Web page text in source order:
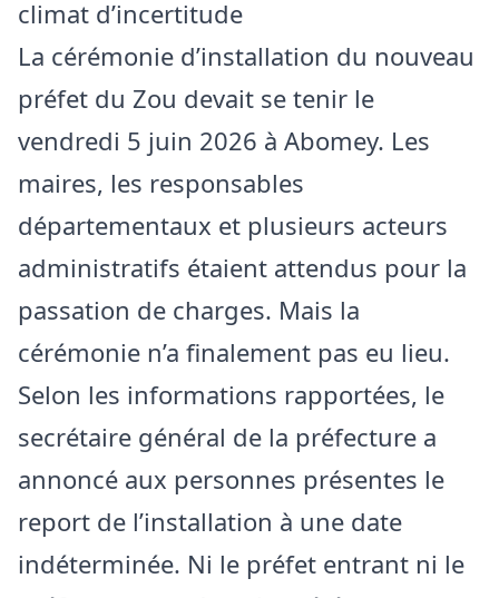
climat d’incertitude
La cérémonie d’installation du nouveau
préfet du Zou devait se tenir le
vendredi 5 juin 2026 à Abomey. Les
maires, les responsables
départementaux et plusieurs acteurs
administratifs étaient attendus pour la
passation de charges. Mais la
cérémonie n’a finalement pas eu lieu.
Selon les informations rapportées, le
secrétaire général de la préfecture a
annoncé aux personnes présentes le
report de l’installation à une date
indéterminée. Ni le préfet entrant ni le